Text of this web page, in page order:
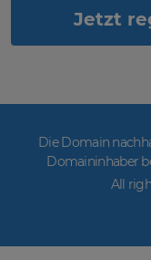
Jetzt
Die Domain
Domaininhaber
All